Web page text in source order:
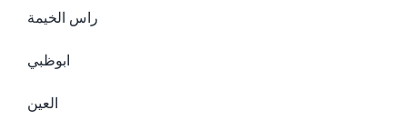
راس الخيمة
ابوظبي
العين